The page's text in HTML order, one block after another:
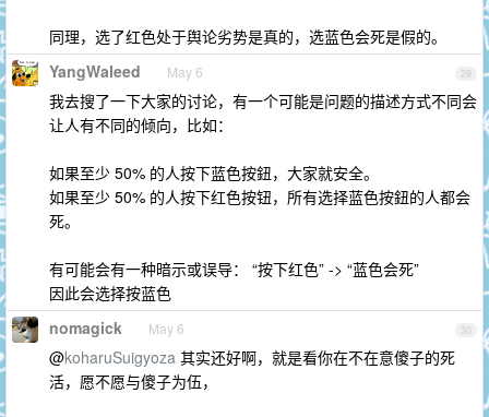
同理，选了红色处于舆论劣势是真的，选蓝色会死是假的。
29
YangWaleed May 6
我去搜了一下大家的讨论，有一个可能是问题的描述方式不同会
让人有不同的倾向，比如：
如果至少 50% 的人按下蓝色按鈕，大家就安全。
如果至少 50% 的人按下红色按钮，所有选择蓝色按鈕的人都会
死。
有可能会有一种暗示或误导： “按下红色” -> “蓝色会死”
因此会选择按蓝色
30
nomagick May 6
@koharuSuigyoza 其实还好啊，就是看你在不在意傻子的死
活，愿不愿与傻子为伍，